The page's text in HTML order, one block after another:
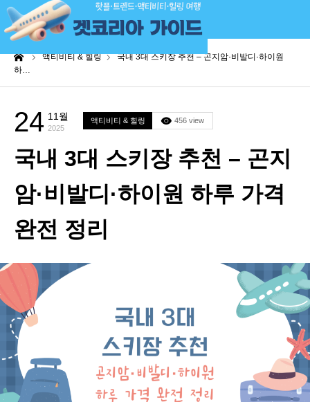
액티비티 & 힐링
국내 3대 스키장 추천 – 곤지암·비발디·하이원
하…
24 11월
2025
액티비티 & 힐링 456 view
국내 3대 스키장 추천 – 곤지
암·비발디·하이원 하루 가격
완전 정리